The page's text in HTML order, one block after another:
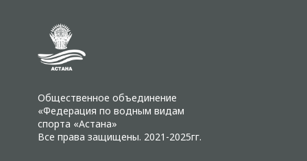
Общественное объединение
«Федерация по водным видам
спорта «Астана»
Все права защищены. 2021-2025гг.